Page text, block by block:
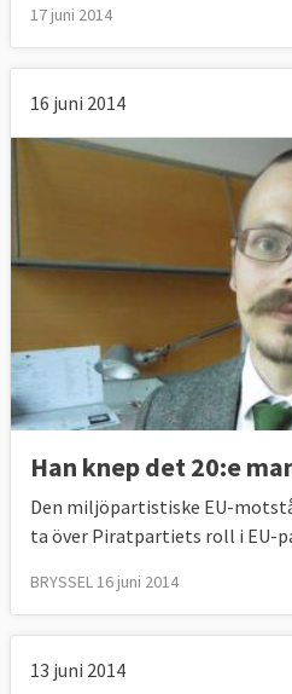
17 juni 2014
16 juni 2014
Han knep det 20:e
Den miljöpartistiske EU-
ta över Piratpartiets roll i EU-
BRYSSEL 16 juni 2014
13 juni 2014